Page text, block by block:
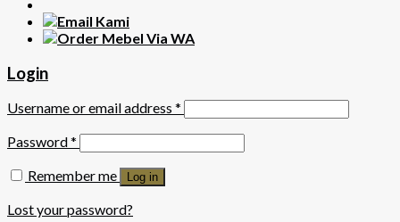
Login
Username or email address *
Password*
Remember me
Log in
Lost your password?